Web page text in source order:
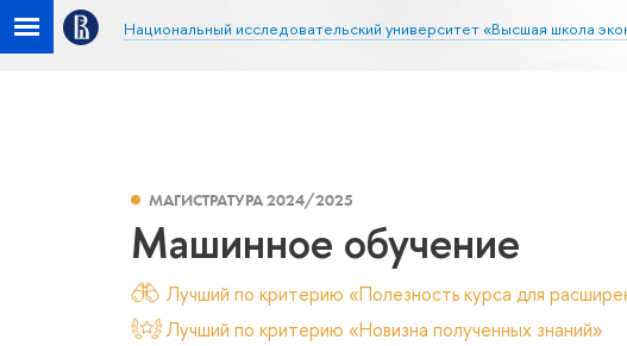
Национальный исследовательский университет «Высшая школа
МАГИСТРАТУРА 2024/2025
Машинное обучение
Лучший по критерию «Полезность курса для
Лучший по критерию «Новизна полученных знаний»